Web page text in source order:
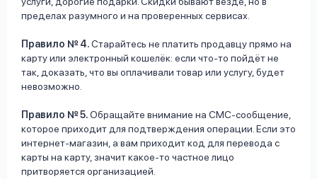
пределах разумного и на проверенных сервисах.
Правило № 4.Старайтесь не платить продавцу прямо на
карту или электронный кошелёк: если что-то пойдёт не
так, доказать, что вы оплачивали товар или услугу, будет
невозможно.
Правило № 5.Обращайте внимание на СМС-сообщение,
которое приходит для подтверждения операции. Если это
интернет-магазин, а вам приходит код для перевода с
карты на карту, значит какое-то частное лицо
притворяется организацией.